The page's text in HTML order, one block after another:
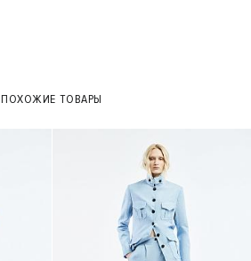
ПОХОЖИЕ ТОВАРЫ